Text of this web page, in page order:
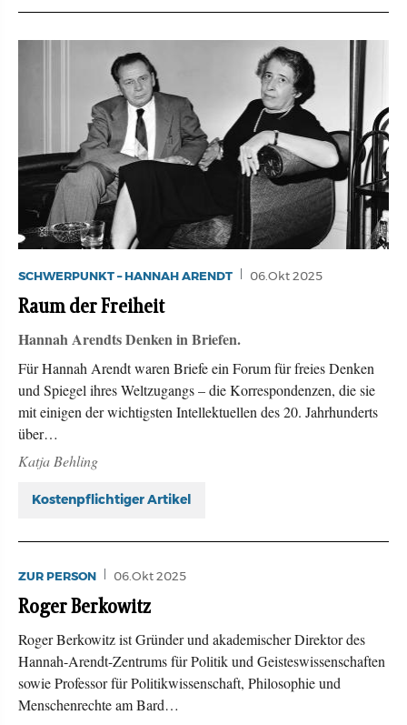
SCHWERPUNKT – HANNAH ARENDT 06.Okt 2025
Raum der Freiheit
Hannah Arendts Denken in Briefen.
Für Hannah Arendt waren Briefe ein Forum für freies Denken
und Spiegel ihres Weltzugangs – die Korrespondenzen, die sie
mit einigen der wichtigsten Intellektuellen des 20. Jahrhunderts
über…
Katja Behling
Kostenpflichtiger Artikel
ZUR PERSON 06.Okt 2025
Roger Berkowitz
Roger Berkowitz ist Gründer und akademischer Direktor des
Hannah-Arendt-Zentrums für Politik und Geisteswissenschaften
sowie Professor für Politikwissenschaft, Philosophie und
Menschenrechte am Bard…